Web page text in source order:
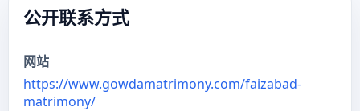
公开联系方式
网站
https://www.gowdamatrimony.com/faizabad-
matrimony/